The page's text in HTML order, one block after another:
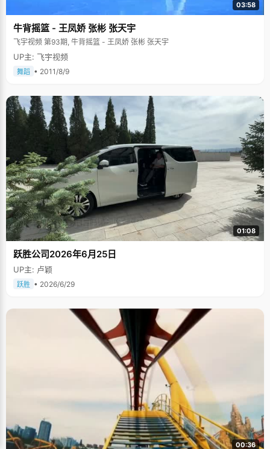
03:58
牛背摇篮 - 王凤娇 张彬 张天宇
飞宇视频 第93期, 牛背摇篮 - 王凤娇 张彬 张天宇
UP主: 飞宇视频
舞蹈 • 2011/8/9
01:08
跃胜公司2026年6月25日
UP主: 卢颖
跃胜 • 2026/6/29
00:36